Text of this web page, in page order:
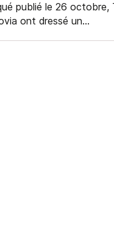
publié le 26 octobre,
ont dressé un...